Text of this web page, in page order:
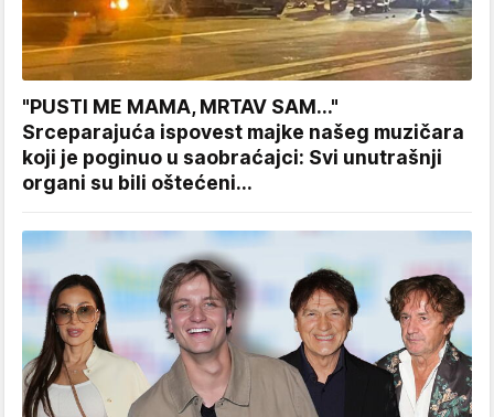
"PUSTI ME MAMA, MRTAV SAM..."
Srceparajuća ispovest majke našeg muzičara
koji je poginuo u saobraćajci: Svi unutrašnji
organi su bili oštećeni...